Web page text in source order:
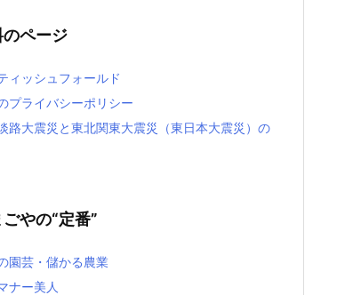
のページ
ィッシュフォールド
プライバシーポリシー
路大震災と東北関東大震災（東日本大震災）の
やの“定番”
園芸・儲かる農業
ナー美人